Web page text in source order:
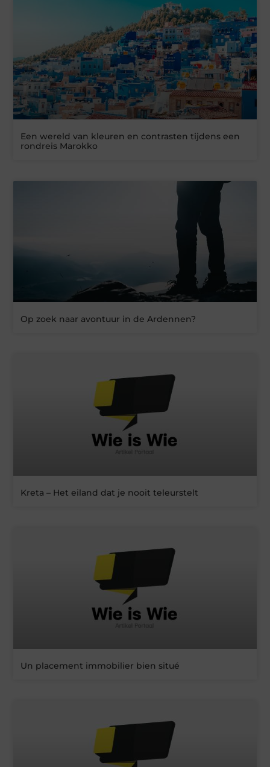
Een wereld van kleuren en contrasten tijdens een
rondreis Marokko
Op zoek naar avontuur in de Ardennen?
Kreta – Het eiland dat je nooit teleurstelt
Un placement immobilier bien situé